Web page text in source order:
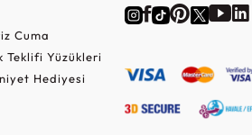
Cuma
Teklifi Yüzükleri
Hediyesi